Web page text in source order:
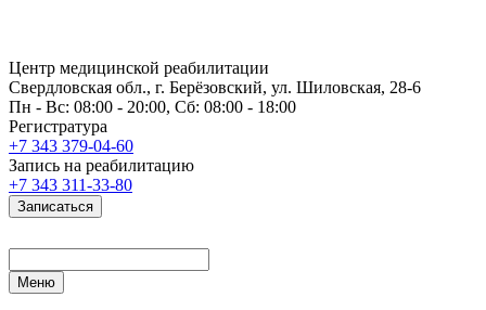
Центр медицинской реабилитации
Свердловская обл., г. Берёзовский, ул. Шиловская, 28-6
Пн - Вс: 08:00 - 20:00, Сб: 08:00 - 18:00
Регистратура
+7 343 379-04-60
Запись на реабилитацию
+7 343 311-33-80
Записаться
Меню